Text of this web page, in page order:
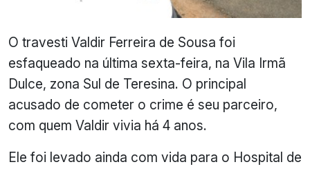
O travesti Valdir Ferreira de Sousa foi
esfaqueado na última sexta-feira, na Vila Irmã
Dulce, zona Sul de Teresina. O principal
acusado de cometer o crime é seu parceiro,
com quem Valdir vivia há 4 anos.
Ele foi levado ainda com vida para o Hospital de